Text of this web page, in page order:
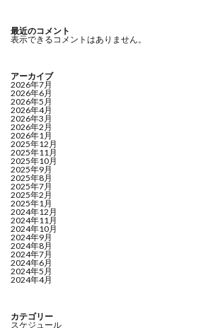
最近のコメント
表示できるコメントはありません。
アーカイブ
2026年7月
2026年6月
2026年5月
2026年4月
2026年3月
2026年2月
2026年1月
2025年12月
2025年11月
2025年10月
2025年9月
2025年8月
2025年7月
2025年2月
2025年1月
2024年12月
2024年11月
2024年10月
2024年9月
2024年8月
2024年7月
2024年6月
2024年5月
2024年4月
カテゴリー
スケジュール